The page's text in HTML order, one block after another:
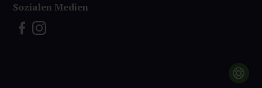
Sozialen Medien